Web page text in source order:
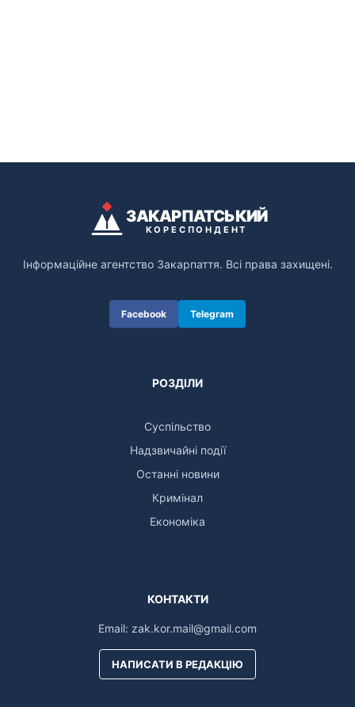
ЗАКАРПАТСЬКИЙ
КОРЕСПОНДЕНТ
Інформаційне агентство Закарпаття. Всі права захищені.
Facebook Telegram
РОЗДІЛИ
Суспільство
Надзвичайні події
Останні новини
Кримінал
Економіка
КОНТАКТИ
Email: zak.kor.mail@gmail.com
НАПИСАТИ В РЕДАКЦІЮ